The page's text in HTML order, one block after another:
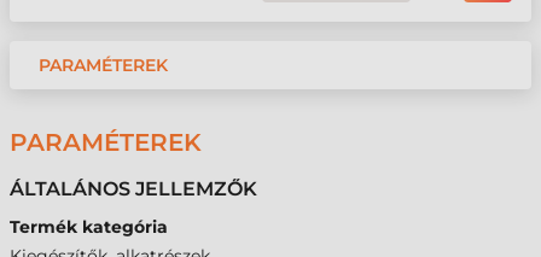
PARAMÉTEREK
PARAMÉTEREK
ÁLTALÁNOS JELLEMZŐK
Termék kategória